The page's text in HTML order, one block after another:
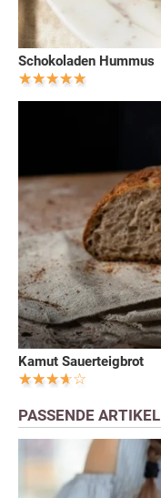
Schokoladen Hummus
Kamut Sauerteigbrot
PASSENDE ARTIKEL